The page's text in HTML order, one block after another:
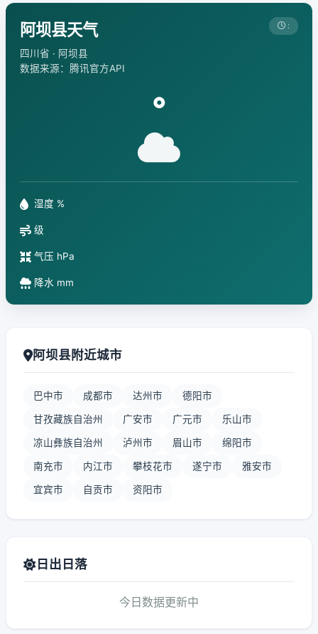
阿坝县天气
四川省 · 阿坝县
数据来源：腾讯官方API
:
°
湿度 %
级
气压 hPa
降水 mm
阿坝县附近城市
巴中市 成都市 达州市 德阳市
甘孜藏族自治州 广安市 广元市 乐山市
凉山彝族自治州 泸州市 眉山市 绵阳市
南充市 内江市 攀枝花市 遂宁市 雅安市
宜宾市 自贡市 资阳市
日出日落
今日数据更新中